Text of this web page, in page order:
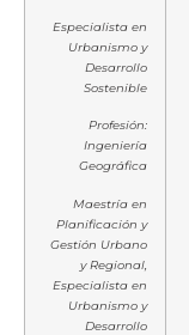
Especialista en
Urbanismo y
Desarrollo
Sostenible
Profesión:
Ingeniería
Geográfica
Maestría en
Planificación y
Gestión Urbano
y Regional,
Especialista en
Urbanismo y
Desarrollo